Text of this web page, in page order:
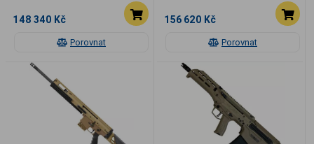
Porovnat
148 340 Kč
Porovnat
156 620 Kč